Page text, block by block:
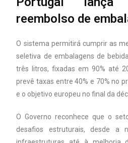
reembolso de
O sistema permitirá cumprir as
seletiva de embalagens de
três litros, fixadas em 90% até
prevê taxas entre 40% e 70% no
e o objetivo europeu no final da
O Governo reconhece que o
desafios estruturais, desde a